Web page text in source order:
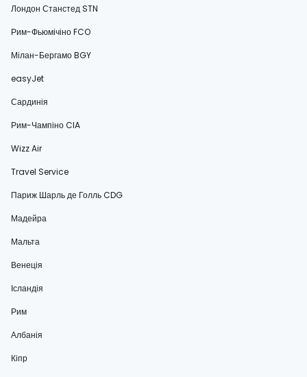
Лондон Станстед STN
Рим-Фьюмічіно FCO
Мілан-Бергамо BGY
easyJet
Сардинія
Рим-Чампіно CIA
Wizz Air
Travel Service
Париж Шарль де Голль CDG
Мадейра
Мальта
Венеція
Ісландія
Рим
Албанія
Кіпр